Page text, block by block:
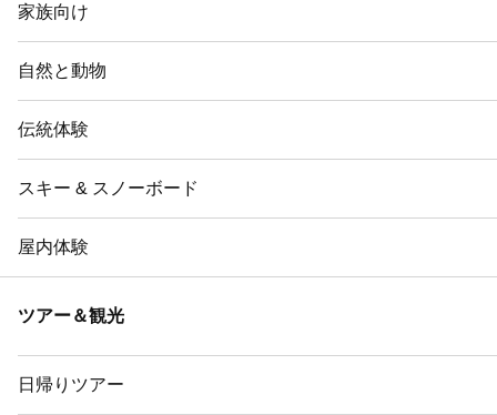
家族向け
自然と動物
伝統体験
スキー & スノーボード
屋内体験
ツアー＆観光
日帰りツアー